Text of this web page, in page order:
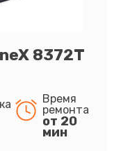
8372T
Время
ремонта
от 20
мин